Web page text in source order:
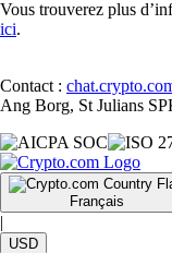
Vous trouverez plus
ici.
Contact :
Ang Borg, St Julians
Français
|
USD